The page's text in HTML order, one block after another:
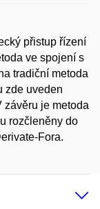
přistup řízení
ve spojení s
tradiční metoda
zde uveden
závěru je metoda
rozčleněny do
Fora.